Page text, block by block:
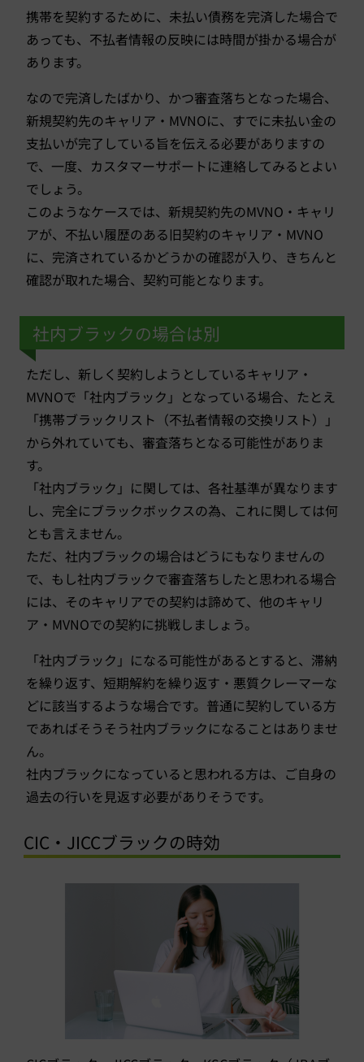
携帯を契約するために、未払い債務を完済した場合で
あっても、不払者情報の反映には時間が掛かる場合が
あります。
なので完済したばかり、かつ審査落ちとなった場合、
新規契約先のキャリア・MVNOに、すでに未払い金の
支払いが完了している旨を伝える必要がありますの
で、一度、カスタマーサポートに連絡してみるとよい
でしょう。
このようなケースでは、新規契約先のMVNO・キャリ
アが、不払い履歴のある旧契約のキャリア・MVNO
に、完済されているかどうかの確認が入り、きちんと
確認が取れた場合、契約可能となります。
社内ブラックの場合は別
ただし、新しく契約しようとしているキャリア・
MVNOで「社内ブラック」となっている場合、たとえ
「携帯ブラックリスト（不払者情報の交換リスト）」
から外れていても、審査落ちとなる可能性がありま
す。
「社内ブラック」に関しては、各社基準が異なります
し、完全にブラックボックスの為、これに関しては何
とも言えません。
ただ、社内ブラックの場合はどうにもなりませんの
で、もし社内ブラックで審査落ちしたと思われる場合
には、そのキャリアでの契約は諦めて、他のキャリ
ア・MVNOでの契約に挑戦しましょう。
「社内ブラック」になる可能性があるとすると、滞納
を繰り返す、短期解約を繰り返す・悪質クレーマーな
どに該当するような場合です。普通に契約している方
であればそうそう社内ブラックになることはありませ
ん。
社内ブラックになっていると思われる方は、ご自身の
過去の行いを見返す必要がありそうです。
CIC・JICCブラックの時効